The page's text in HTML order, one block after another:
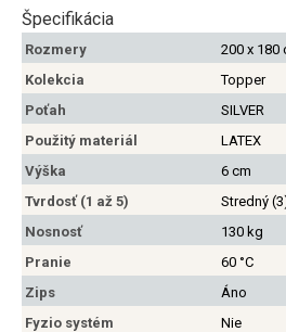
Špecifikácia
Rozmery
200 x 180
Kolekcia
Topper
Poťah
SILVER
Použitý materiál
LATEX
Výška
6 cm
Tvrdosť (1 až 5)
Stredný
Nosnosť
130 kg
Pranie
60 °C
Zips
Áno
Fyzio systém
Nie